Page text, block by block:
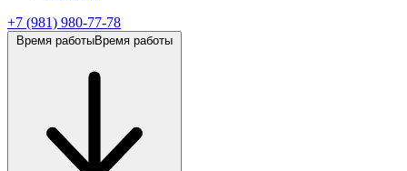
+7 (981) 980-77-78
Время работыВремя работы